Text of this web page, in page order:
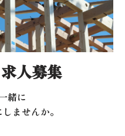
人募集
緒に
ませんか。